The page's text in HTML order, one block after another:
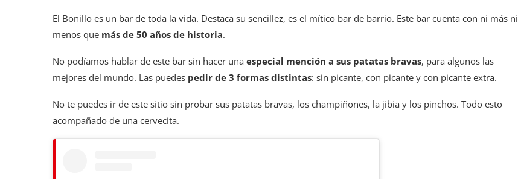
El Bonillo es un bar de toda la vida. Destaca su sencillez, es el mítico bar de barrio. Este bar cuenta con ni más ni
menos que más de 50 años de historia.
No podíamos hablar de este bar sin hacer una especial mención a sus patatas bravas, para algunos las
mejores del mundo. Las puedes pedir de 3 formas distintas: sin picante, con picante y con picante extra.
No te puedes ir de este sitio sin probar sus patatas bravas, los champiñones, la jibia y los pinchos. Todo esto
acompañado de una cervecita.